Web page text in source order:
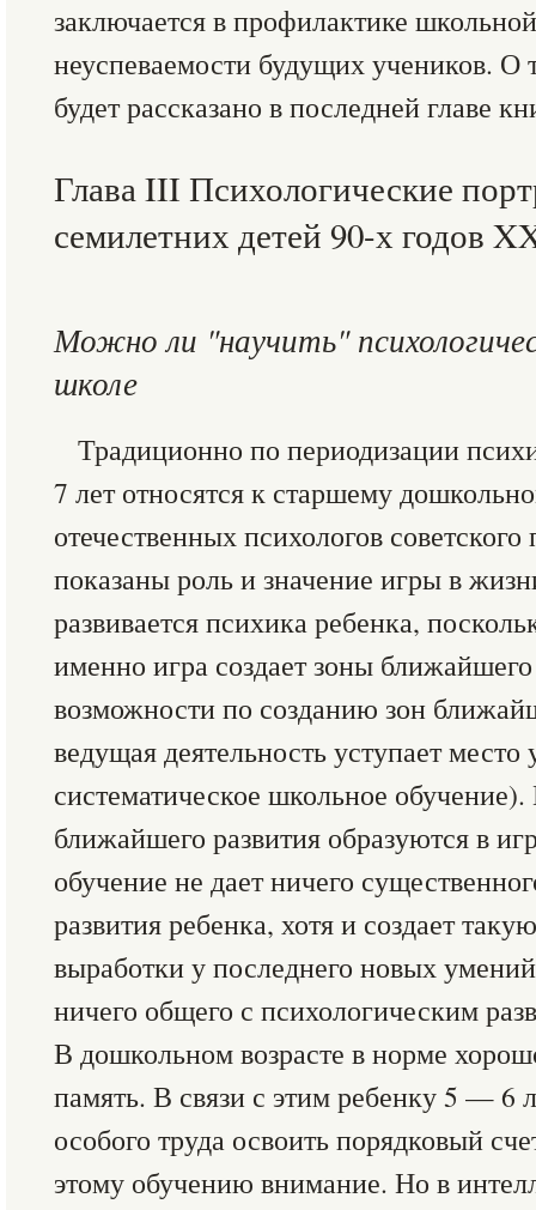
заключается в профилактике
неуспеваемости будущих учеников. О
будет рассказано в последней главе
Глава III Психологические
семилетних детей 90-х годов
Можно ли "научить"
школе
Традиционно по периодизации
7 лет относятся к старшему
отечественных психологов
показаны роль и значение игры в
развивается психика ребенка,
именно игра создает зоны
возможности по созданию зон
ведущая деятельность уступает
систематическое школьное
ближайшего развития образуются в
обучение не дает ничего
развития ребенка, хотя и создает
выработки у последнего новых
ничего общего с психологическим
В дошкольном возрасте в норме
память. В связи с этим ребенку 5 — 6
особого труда освоить порядковый
этому обучению внимание. Но в